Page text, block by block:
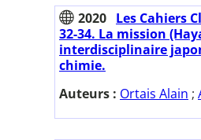
2020 Les Cahiers
32-34. La mission
interdisciplinaire
chimie.
Auteurs : Ortais Alain ;